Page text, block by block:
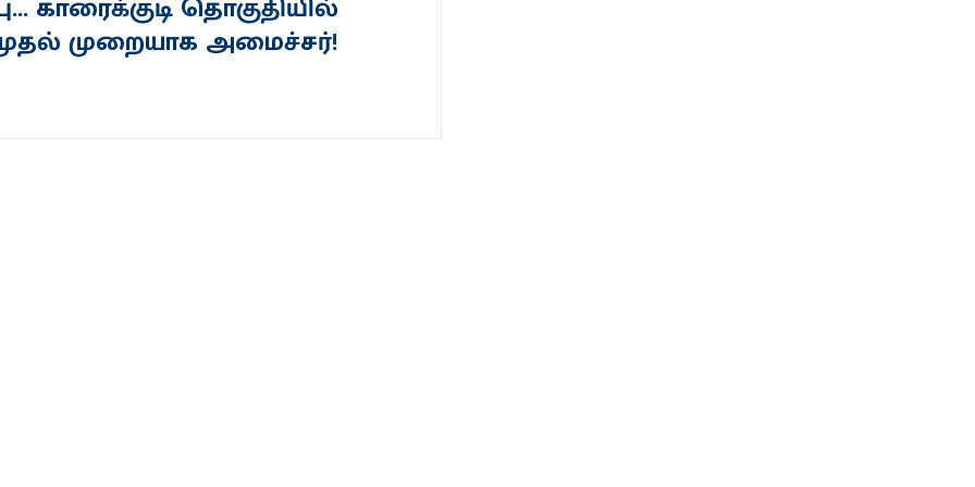
காரைக்குடி தொகுதியில்
முறையாக அமைச்சர்!